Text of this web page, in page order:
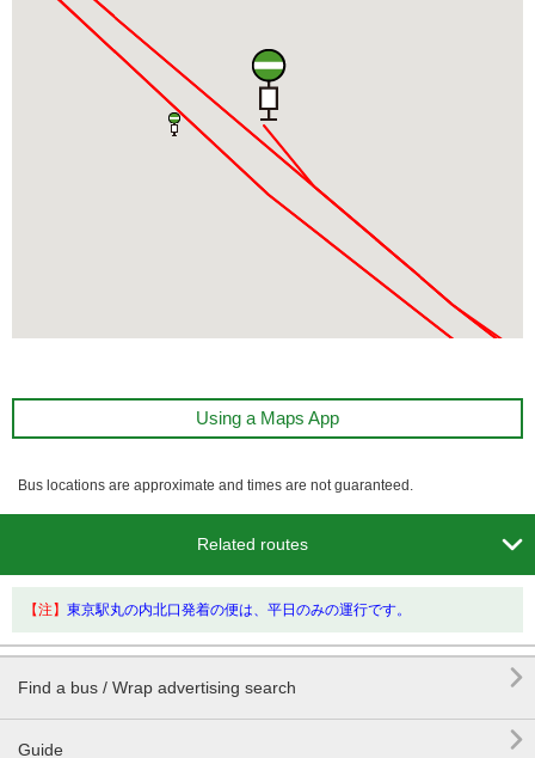
Using a Maps App
Bus locations are approximate and times are not guaranteed.
Related routes 
【注】 東京駅丸の内北口発着の便は、平日のみの運行です。
Find a bus / Wrap advertising search 
Guide 